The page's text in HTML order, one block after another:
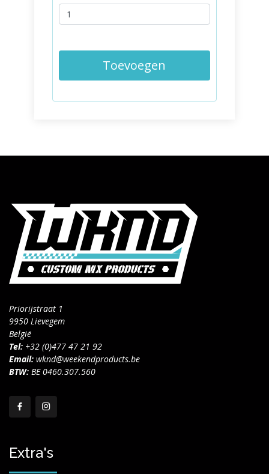
Toevoegen
Priorijstraat 1
9950 Lievegem
België
Tel: +32 (0)477 47 21 92
Email: wknd@weekendproducts.be
BTW: BE 0460.307.560
Extra's